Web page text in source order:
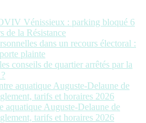
Vénissieux : parking bloqué 6
de la Résistance
dans un recours électoral :
plainte
conseils de quartier arrêtés par la
aquatique Auguste-Delaune de
tarifs et horaires 2026
aquatique Auguste-Delaune de
tarifs et horaires 2026